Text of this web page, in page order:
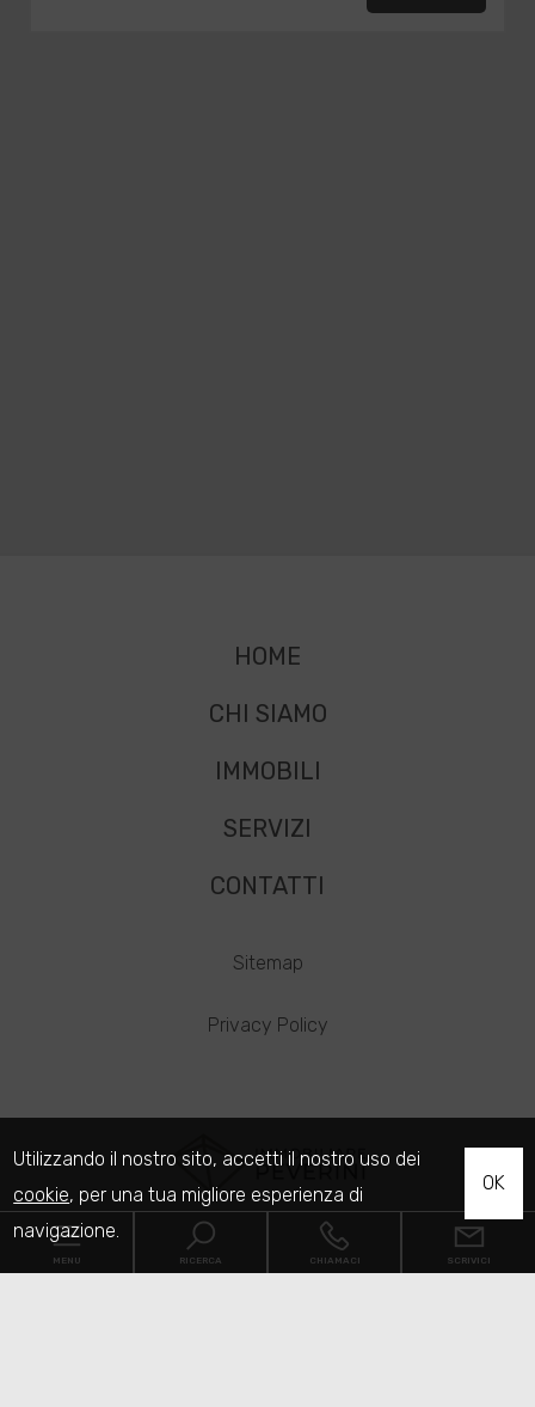
HOME
CHI SIAMO
IMMOBILI
SERVIZI
CONTATTI
Sitemap
Privacy Policy
Immobiliare Peverini
Corso della Repubblica, 15 - Fabriano (AN) - P.IVA
MENU RICERCA CHIAMACI SCRIVICI
Utilizzando il nostro sito, accetti il nostro uso dei
cookie, per una tua migliore esperienza di
navigazione.
OK